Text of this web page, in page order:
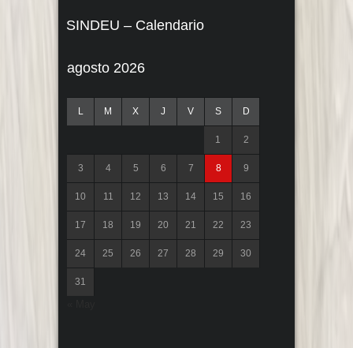
SINDEU – Calendario
agosto 2026
L M X J V S D
1 2
3 4 5 6 7 8 9
10 11 12 13 14 15 16
17 18 19 20 21 22 23
24 25 26 27 28 29 30
31